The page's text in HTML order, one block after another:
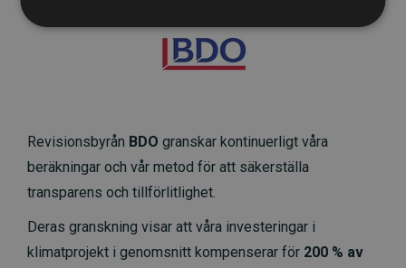
Revisionsbyrån BDO granskar kontinuerligt våra
beräkningar och vår metod för att säkerställa
transparens och tillförlitlighet.
Deras granskning visar att våra investeringar i
klimatprojekt i genomsnitt kompenserar för 200 % av